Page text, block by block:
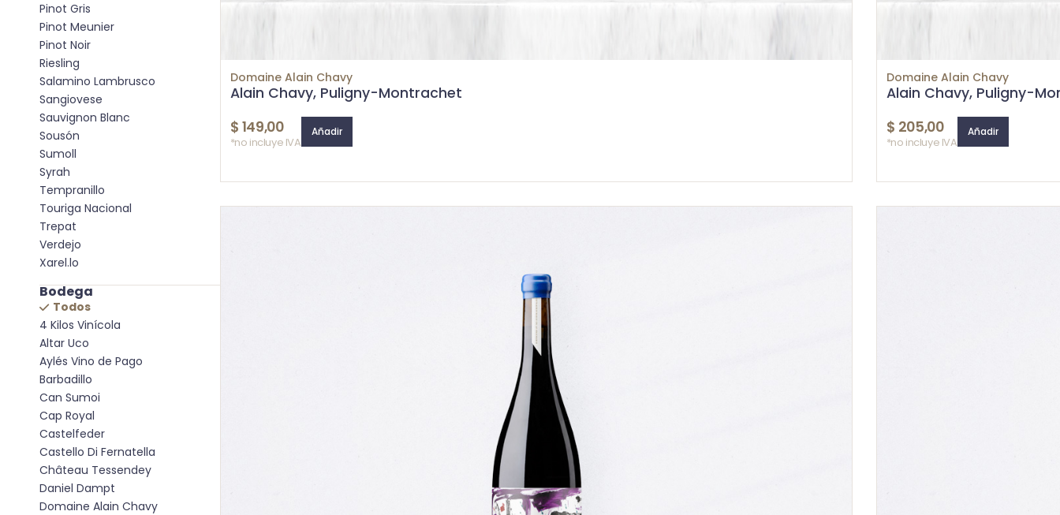
Pinot Gris
Pinot Meunier
Pinot Noir
Riesling
Salamino Lambrusco
Sangiovese
Sauvignon Blanc
Sousón
Sumoll
Syrah
Tempranillo
Touriga Nacional
Trepat
Verdejo
Xarel.lo
Bodega
4 Kilos Vinícola
Altar Uco
Aylés Vino de Pago
Barbadillo
Can Sumoi
Cap Royal
Castelfeder
Castello Di Fernatella
Château Tessendey
Daniel Dampt
Domaine Alain Chavy
Todos
Domaine Alain Chavy
Alain Chavy, Puligny-Montrachet
$ 149,00
*no incluye IVA
Añadir
Domaine Alain Chavy
Alain Chavy, Puligny-
$ 205,00
*no incluye IVA
Añadir